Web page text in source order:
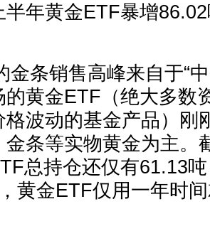
半年黄金ETF暴增
条销售高峰来自于“中
的黄金ETF（绝大多数
格波动的基金产品）刚
金条等实物黄金为主。
总持仓还仅有61.13
黄金ETF仅用一年时